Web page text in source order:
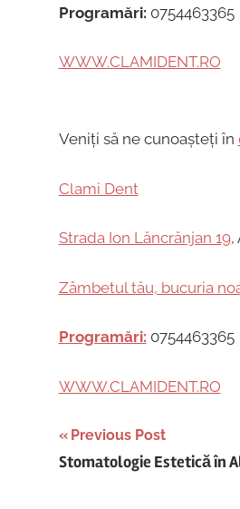
Programări: 0754463365
WWW.CLAMIDENT.RO
Veniți să ne cunoașteți în
Clami Dent
Strada Ion Lăncrănjan 19,
Zâmbetul tău, bucuria
Programări: 0754463365
WWW.CLAMIDENT.RO
Post
navigation
Previous Post
Stomatologie Estetică în